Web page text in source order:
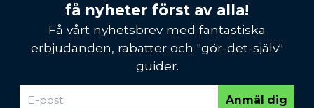
få nyheter först av alla!
Få vårt nyhetsbrev med fantastiska
erbjudanden, rabatter och "gör-det-själv"
guider.
Anmäl dig